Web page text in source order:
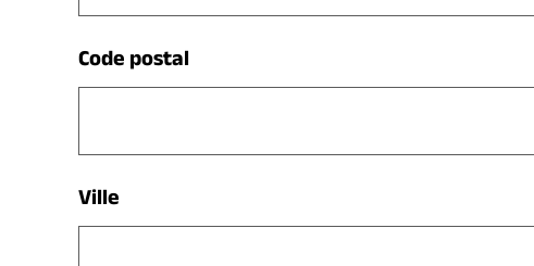
Code postal
Ville